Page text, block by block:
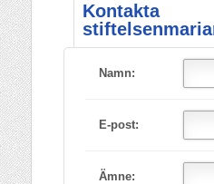
Kontakta
Namn:
E-post:
Ämne: